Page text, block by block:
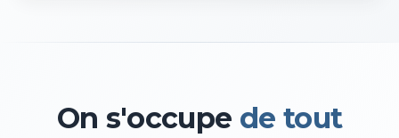
On s'occupe de tout